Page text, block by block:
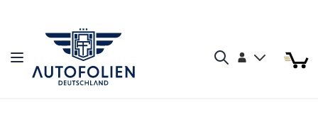
Navigation umschalten Konto Mein